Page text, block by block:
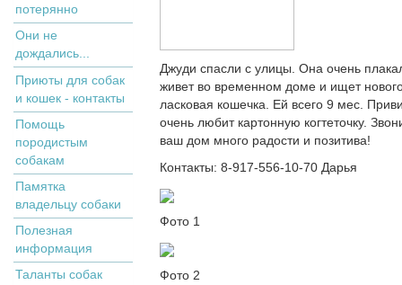
потерянно
Они не
дождались...
Приюты для собак
и кошек - контакты
Помощь
породистым
собакам
Памятка
владельцу собаки
Полезная
информация
Таланты собак
Джуди спасли с улицы. Она очень
живет во временном доме и ищет
ласковая кошечка. Ей всего 9 мес.
очень любит картонную когтеточку.
ваш дом много радости и позитива!
Контакты: 8-917-556-10-70 Дарья
Фото 1
Фото 2